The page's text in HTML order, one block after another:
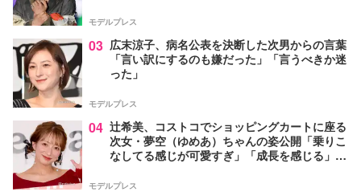
モデルプレス
03 広末涼子、病名公表を決断した次男からの言葉
「言い訳にするのも嫌だった」「言うべきか迷
った」
モデルプレス
04 辻希美、コストコでショッピングカートに座る
次女・夢空（ゆめあ）ちゃんの姿公開「乗りこ
なしてる感じが可愛すぎ」「成長を感じる」の
モデルプレス